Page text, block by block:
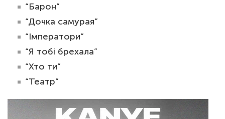
“Барон”
“Дочка самурая”
“Імператори”
“Я тобі брехала”
“Хто ти”
“Театр”